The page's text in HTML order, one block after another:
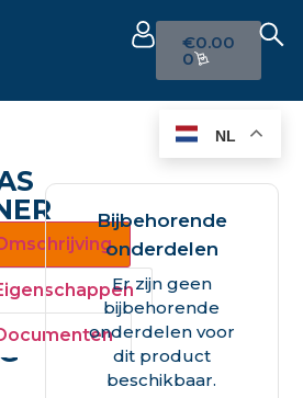
€0.00
0
Bijbehorende
onderdelen
Er zijn geen
bijbehorende
onderdelen voor
dit product
beschikbaar.
NL